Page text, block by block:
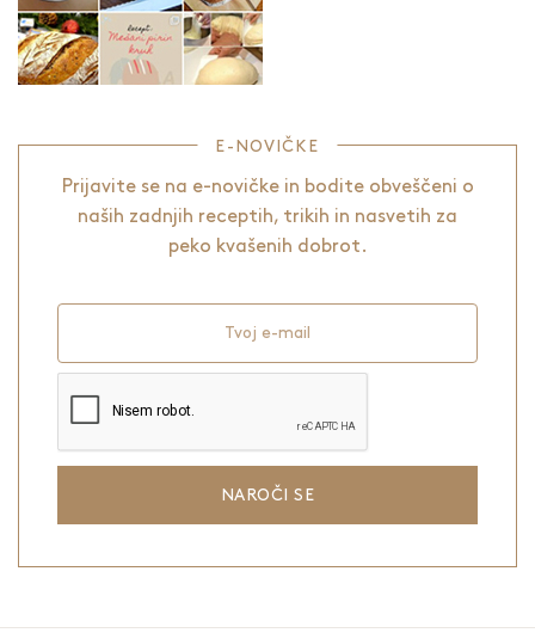
E-NOVIČKE
Prijavite se na e-novičke in bodite obveščeni o
naših zadnjih receptih, trikih in nasvetih za
peko kvašenih dobrot.
Tvoj e-mail
NAROČI SE